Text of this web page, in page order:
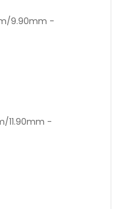
9.90mm -
11.90mm -